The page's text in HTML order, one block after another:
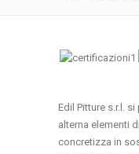
Edil Pitture s.r.l.
alterna elementi
concretizza in